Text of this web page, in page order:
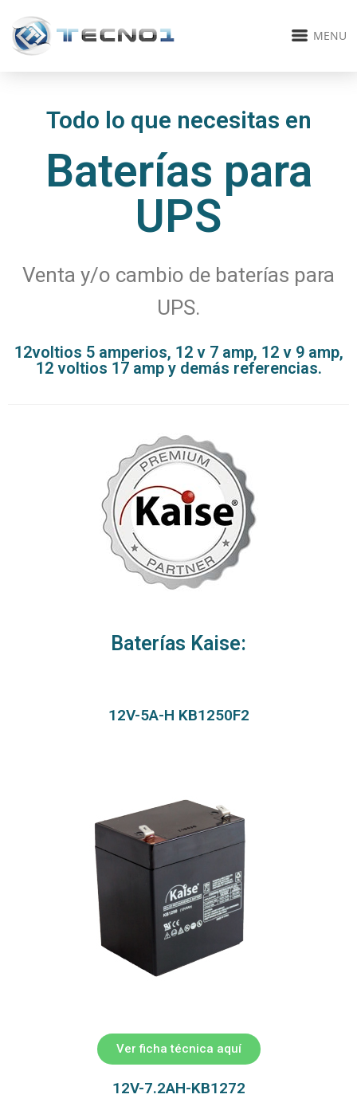
MENU
Todo lo que necesitas en
Baterías para
UPS
Venta y/o cambio de baterías para
UPS.
12voltios 5 amperios, 12 v 7 amp, 12 v 9 amp,
12 voltios 17 amp y demás referencias.
Baterías Kaise:
12V-5A-H KB1250F2
Ver ficha técnica aquí
12V-7.2AH-KB1272